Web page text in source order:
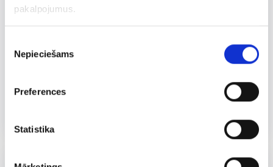
pakalpojumus.
izvēle
Nepieciešams
Preferences
Statistika
KĀRUMS 140 G